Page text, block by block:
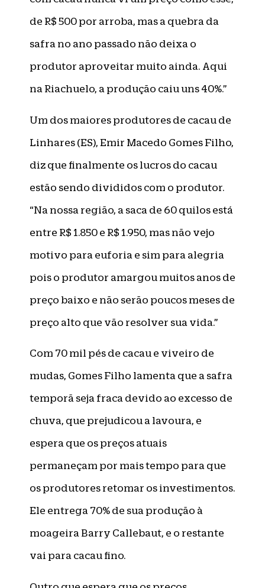
de R$ 500 por arroba, mas a quebra da
safra no ano passado não deixa o
produtor aproveitar muito ainda. Aqui
na Riachuelo, a produção caiu uns 40%.”
Um dos maiores produtores de cacau de
Linhares (ES), Emir Macedo Gomes Filho,
diz que finalmente os lucros do cacau
estão sendo divididos com o produtor.
“Na nossa região, a saca de 60 quilos está
entre R$ 1.850 e R$ 1.950, mas não vejo
motivo para euforia e sim para alegria
pois o produtor amargou muitos anos de
preço baixo e não serão poucos meses de
preço alto que vão resolver sua vida.”
Com 70 mil pés de cacau e viveiro de
mudas, Gomes Filho lamenta que a safra
temporã seja fraca devido ao excesso de
chuva, que prejudicou a lavoura, e
espera que os preços atuais
permaneçam por mais tempo para que
os produtores retomar os investimentos.
Ele entrega 70% de sua produção à
moageira Barry Callebaut, e o restante
vai para cacau fino.